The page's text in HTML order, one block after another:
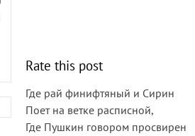
Rate this post
Где рай финифтяный и Сирин
Поет на ветке расписной,
Где Пушкин говором просвирен